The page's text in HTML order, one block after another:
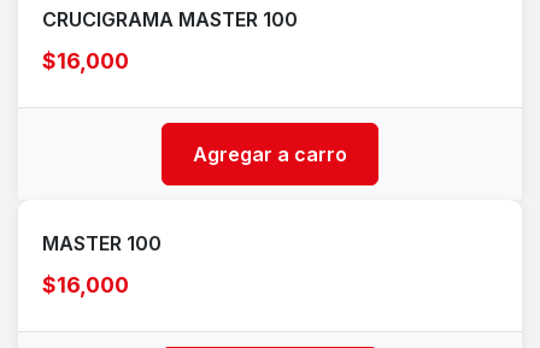
CRUCIGRAMA MASTER 100
$16,000
Agregar a carro
MASTER 100
$16,000